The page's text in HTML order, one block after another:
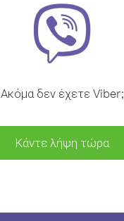
Ακόμα δεν έχετε Viber;
Κάντε λήψη τώρα